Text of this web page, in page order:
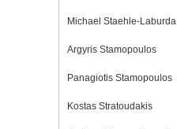
Michael Staehle-Laburda
Argyris Stamopoulos
Panagiotis Stamopoulos
Kostas Stratoudakis